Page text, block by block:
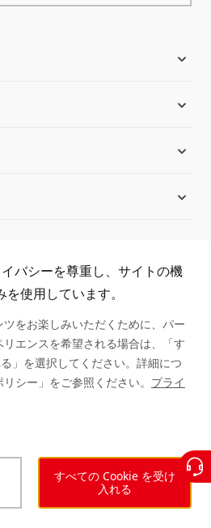
TEL:
0528
報保護方針 インテグリティ
ェブアクセシビリティ方針
バシーを尊重し、サイトの機
使用しています。
をお楽しみいただくために、パー
エンスを希望される場合は、「す
」を選択してください。詳細につ
シー」をご参照ください。 プライ
すべての Cookie を受け
入れる